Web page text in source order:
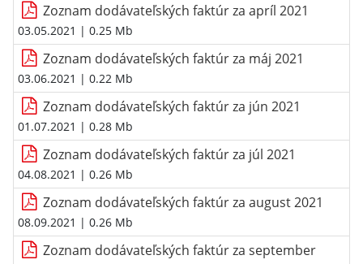
Zoznam dodávateľských faktúr za apríl 2021
03.05.2021 | 0.25 Mb
Zoznam dodávateľských faktúr za máj 2021
03.06.2021 | 0.22 Mb
Zoznam dodávateľských faktúr za jún 2021
01.07.2021 | 0.28 Mb
Zoznam dodávateľských faktúr za júl 2021
04.08.2021 | 0.26 Mb
Zoznam dodávateľských faktúr za august 2021
08.09.2021 | 0.26 Mb
Zoznam dodávateľských faktúr za september